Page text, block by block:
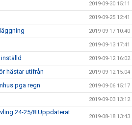
2019-09-30 15:11
2019-09-25 12:41
2019-09-17 10:40
2019-09-13 17:41
2019-09-12 16:02
hästar utifrån 2019-09-12 15:04
pga regn 2019-09-06 15:17
2019-09-03 13:12
24-25/8 Uppdaterat
2019-08-18 13:43